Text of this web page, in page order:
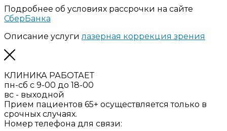
Подробнее об условиях рассрочки на сайте
СберБанка
Описание услугилазерная коррекция зрения
КЛИНИКА РАБОТАЕТ
пн-сб с 9-00 до 18-00
вс - выходной
Прием пациентов 65+ осуществляется только в
срочных случаях.
Номер телефона для связи: